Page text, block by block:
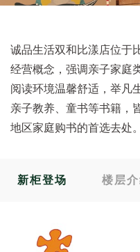
诚品生活双和比漾店位于
经营概念，强调亲子家庭
阅读环境温馨舒适，举凡
亲子教养、童书等书籍，
地区家庭购书的首选去处。
新柜登场 楼层